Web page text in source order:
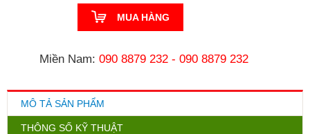
MUA HÀNG
Miền Nam: 090 8879 232 - 090 8879 232
MÔ TẢ SẢN PHẨM
THÔNG SỐ KỸ THUẬT